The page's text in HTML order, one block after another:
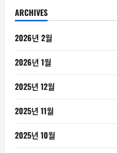
ARCHIVES
2026년 2월
2026년 1월
2025년 12월
2025년 11월
2025년 10월